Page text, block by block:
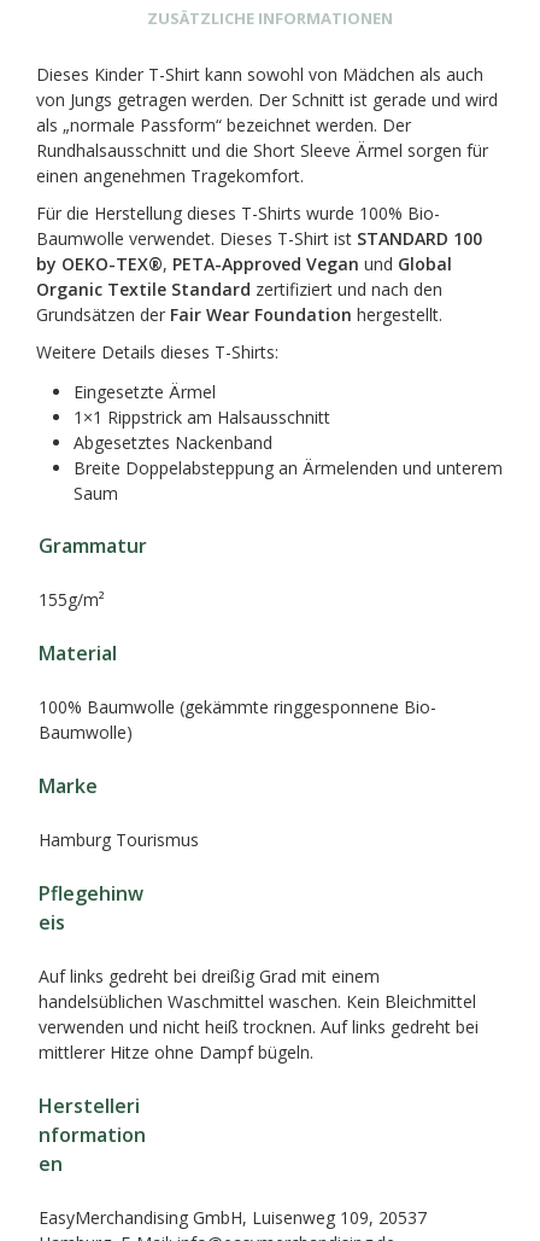
ZUSÄTZLICHE INFORMATIONEN
Dieses Kinder T-Shirt kann sowohl von Mädchen als auch
von Jungs getragen werden. Der Schnitt ist gerade und wird
als „normale Passform“ bezeichnet werden. Der
Rundhalsausschnitt und die Short Sleeve Ärmel sorgen für
einen angenehmen Tragekomfort.
Für die Herstellung dieses T-Shirts wurde 100% Bio-
Baumwolle verwendet. Dieses T-Shirt ist STANDARD 100
by OEKO-TEX®, PETA-Approved Vegan und Global
Organic Textile Standard zertifiziert und nach den
Grundsätzen der Fair Wear Foundation hergestellt.
Weitere Details dieses T-Shirts:
Eingesetzte Ärmel
1×1 Rippstrick am Halsausschnitt
Abgesetztes Nackenband
Breite Doppelabsteppung an Ärmelenden und unterem
Saum
Grammatur
155g/m²
Material
100% Baumwolle (gekämmte ringgesponnene Bio-
Baumwolle)
Marke
Hamburg Tourismus
Pflegehinw
eis
Auf links gedreht bei dreißig Grad mit einem
handelsüblichen Waschmittel waschen. Kein Bleichmittel
verwenden und nicht heiß trocknen. Auf links gedreht bei
mittlerer Hitze ohne Dampf bügeln.
Herstelleri
nformation
en
EasyMerchandising GmbH, Luisenweg 109, 20537